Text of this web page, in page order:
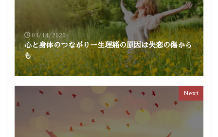
03/14/2020
心と身体のつながりー生理痛の原因は失恋の傷から
も
Next